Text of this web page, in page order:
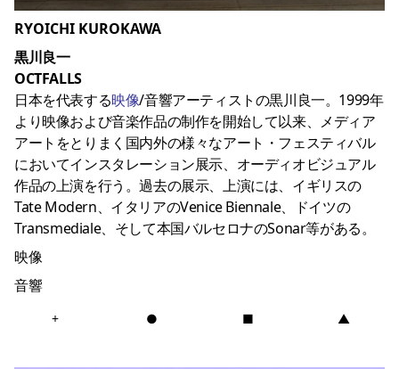
RYOICHI KUROKAWA
黒川良一
OCTFALLS
日本を代表する映像/音響アーティストの黒川良一。1999年
より映像および音楽作品の制作を開始して以来、メディア
アートをとりまく国内外の様々なアート・フェスティバル
においてインスタレーション展示、オーディオビジュアル
作品の上演を行う。過去の展示、上演には、イギリスの
Tate Modern、イタリアのVenice Biennale、ドイツの
Transmediale、そして本国バルセロナのSonar等がある。
映像
音響
+ ● ■ ▲